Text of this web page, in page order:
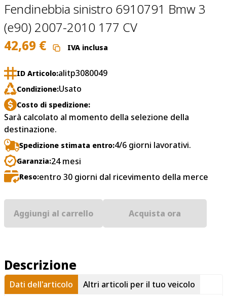
Fendinebbia sinistro 6910791 Bmw 3
(e90) 2007-2010 177 CV
42,69 € IVA inclusa
ID Articolo:alitp3080049
Condizione:Usato
Costo di spedizione:
Sarà calcolato al momento della selezione della
destinazione.
Spedizione stimata entro:4/6 giorni lavorativi.
Garanzia:24 mesi
Reso:entro 30 giorni dal ricevimento della merce
Aggiungi al carrello Acquista ora
Descrizione
Dati dell'articolo Altri articoli per il tuo veicolo